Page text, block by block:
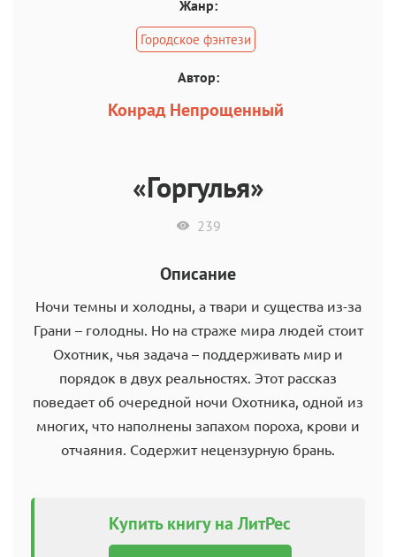
Жанр:
Городское фэнтези
Автор:
Конрад Непрощенный
«Горгулья»
239
Описание
Ночи темны и холодны, а твари и существа из-за
Грани – голодны. Но на страже мира людей стоит
Охотник, чья задача – поддерживать мир и
порядок в двух реальностях. Этот рассказ
поведает об очередной ночи Охотника, одной из
многих, что наполнены запахом пороха, крови и
отчаяния. Содержит нецензурную брань.
Купить книгу на ЛитРес